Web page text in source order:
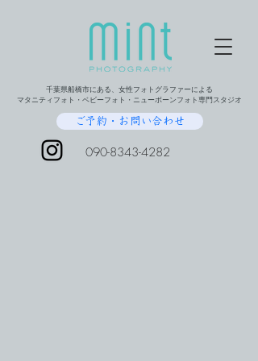
千葉県船橋市にある、女性フォトグラファーによる
マタニティフォト・ベビーフォト・ニューボーンフォト専門スタジオ
ご予約・お問い合わせ
090-8343-4282